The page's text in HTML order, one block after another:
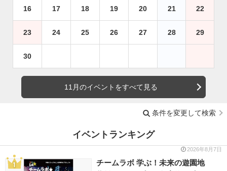
16 17 18 19 20 21 22
23 24 25 26 27 28 29
30
11月のイベントをすべて見る
条件を変更して検索
イベントランキング
2026年8月7日
チームラボ 学ぶ！未来の遊園地